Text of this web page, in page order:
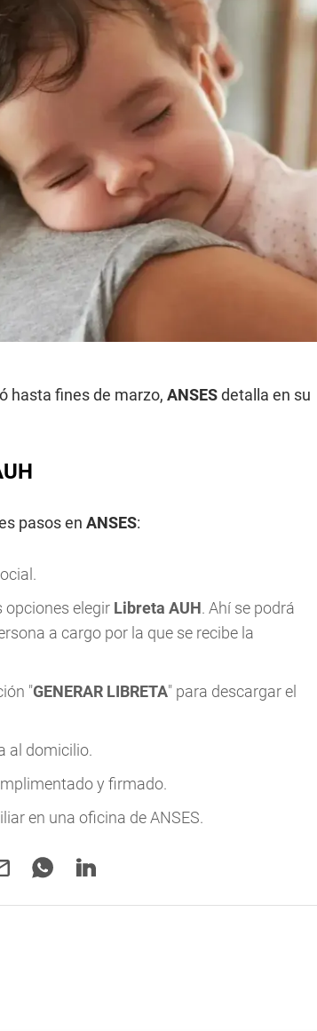
hasta fines de marzo, ANSESdetalla en su
pasos en ANSES:
opciones elegir Libreta AUH. Ahí se podrá
a cargo por la que se recibe la
"GENERAR LIBRETA" para descargar el
al domicilio.
y firmado.
en una oficina de ANSES.